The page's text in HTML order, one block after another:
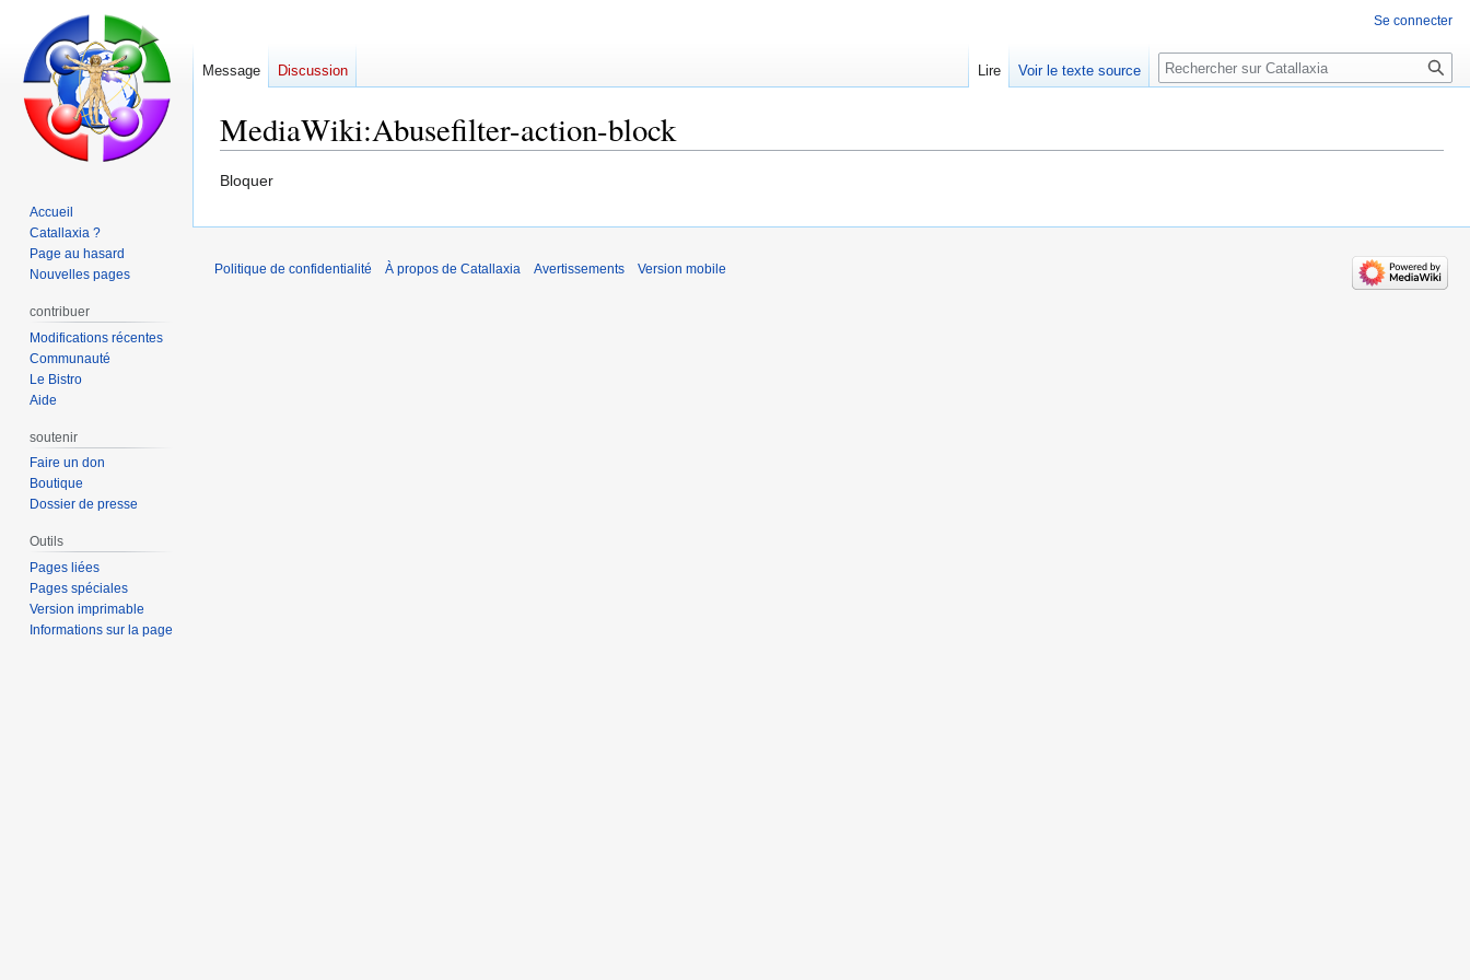
MediaWiki:Abusefilter-action-block
Aller
la
Aller
la
Bloquer
Se connecter
Message Discussion Lire Voir le texte source Rechercher
Accueil
Catallaxia ?
Page au hasard
Nouvelles pages
contribuer
Modifications récentes
Communauté
Le Bistro
Aide
soutenir
Faire un don
Boutique
Dossier de presse
Outils
Pages liées
Pages spéciales
Version imprimable
Informations sur la page
Politique de confidentialité À propos de Catallaxia Avertissements Version mobile